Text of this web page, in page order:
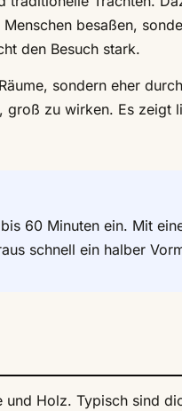
besaßen,
den Besuch stark.
sondern eher durch
groß zu wirken. Es zeigt
60 Minuten ein. Mit
schnell ein halber
und Holz. Typisch sind